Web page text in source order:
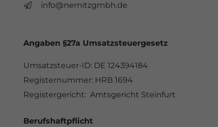
info@nemitzgmbh.de
Angaben §27a Umsatzsteuergesetz
Umsatzsteuer-ID: DE 124394184
Registernummer: HRB 1694
Registergericht: Amtsgericht Steinfurt
Berufshaftpflicht